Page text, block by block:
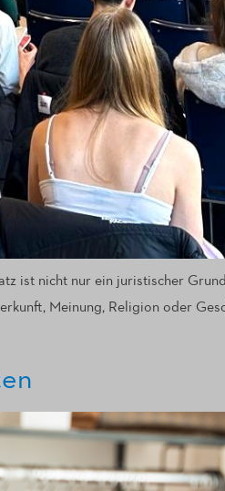
ist nicht nur ein juristischer
Meinung, Religion oder